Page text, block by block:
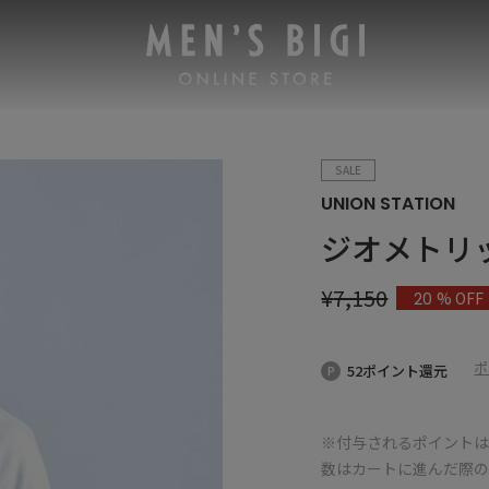
SALE
UNION STATION
ジオメトリ
¥7,150 20% OFF
52ポイント還元
※付与されるポイント
数はカートに進んだ際